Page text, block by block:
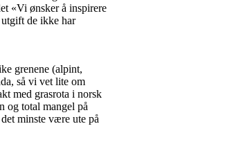
«Vi ønsker å inspirere
de ikke har
grenene (alpint,
så vi vet lite om
med grasrota i norsk
og total mangel på
minste være ute på